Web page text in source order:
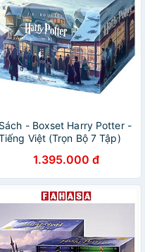
Sách - Boxset Harry Potter -
Việt (Trọn Bộ 7 Tập)
1.395.000 đ